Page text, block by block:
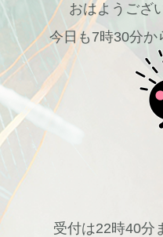
おはようござ
今日も7時30分か
受付は22時40分